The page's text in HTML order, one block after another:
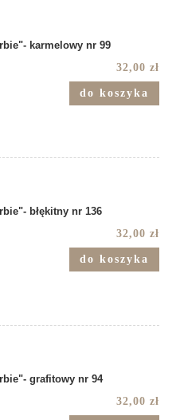
karmelowy nr 99
32,00 zł
do koszyka
błękitny nr 136
32,00 zł
do koszyka
grafitowy nr 94
32,00 zł